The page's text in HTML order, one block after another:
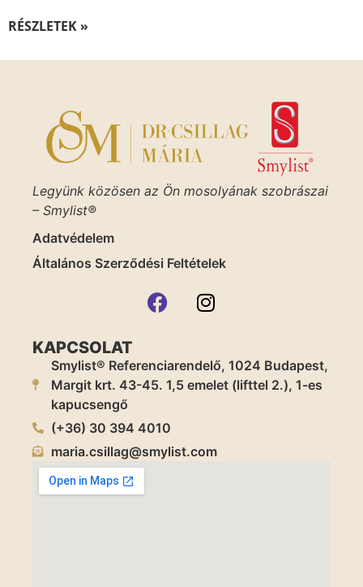
RÉSZLETEK »
Legyünk közösen az Ön mosolyának szobrászai
– Smylist®
Adatvédelem
Általános Szerződési Feltételek
KAPCSOLAT
Smylist® Referenciarendelő, 1024 Budapest,
Margit krt. 43-45. 1,5 emelet (lifttel 2.), 1-es
kapucsengő
(+36) 30 394 4010
maria.csillag@smylist.com